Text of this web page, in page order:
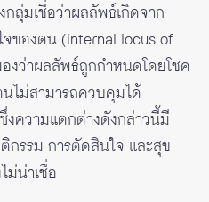
ลุ่มเชื่อว่าผลลัพธ์เกิดจาก
ของตน (internal locus of
ว่าผลลัพธ์ถูกกำหนดโดยโชค
ไม่สามารถควบคุมได้
งความแตกต่างดังกล่าวนี้มี
กรรม การตัดสินใจ และสุข
ม่น่าเชื่อ